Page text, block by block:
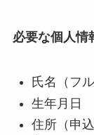
必要な個人情
氏名（フ
生年月日
住所（申